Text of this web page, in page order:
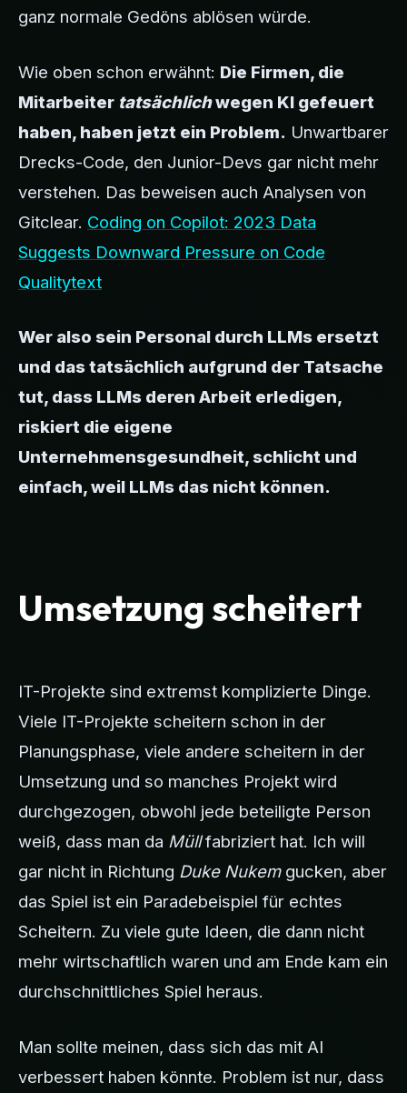
ganz normale Gedöns ablösen würde.
Wie oben schon erwähnt: Die Firmen, die
Mitarbeiter tatsächlichwegen KI gefeuert
haben, haben jetzt ein Problem. Unwartbarer
Drecks-Code, den Junior-Devs gar nicht mehr
verstehen. Das beweisen auch Analysen von
Gitclear. Coding on Copilot: 2023 Data
Suggests Downward Pressure on Code
Qualitytext
Wer also sein Personal durch LLMs ersetzt
und das tatsächlich aufgrund der Tatsache
tut, dass LLMs deren Arbeit erledigen,
riskiert die eigene
Unternehmensgesundheit, schlicht und
einfach, weil LLMs das nicht können.
Umsetzung scheitert
IT-Projekte sind extremst komplizierte Dinge.
Viele IT-Projekte scheitern schon in der
Planungsphase, viele andere scheitern in der
Umsetzung und so manches Projekt wird
durchgezogen, obwohl jede beteiligte Person
weiß, dass man da Müllfabriziert hat. Ich will
gar nicht in Richtung Duke Nukemgucken, aber
das Spiel ist ein Paradebeispiel für echtes
Scheitern. Zu viele gute Ideen, die dann nicht
mehr wirtschaftlich waren und am Ende kam ein
durchschnittliches Spiel heraus.
Man sollte meinen, dass sich das mit AI
verbessert haben könnte. Problem ist nur, dass